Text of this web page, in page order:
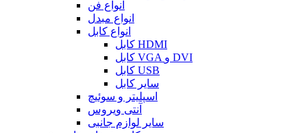
انواع فن
انواع مبدل
انواع کابل
کابل HDMI
کابل VGA و DVI
کابل USB
سایر کابل
اسپلیتر و سوئیچ
آنتی ویروس
سایر لوازم جانبی